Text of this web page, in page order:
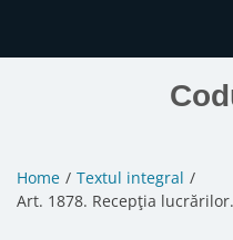
Home
Textul integral
Art. 1878. Recepţia